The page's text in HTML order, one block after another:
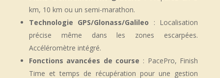
km, 10 km ou un semi-marathon.
Technologie GPS/Glonass/Galileo : Localisation
précise même dans les zones escarpées.
Accéléromètre intégré.
Fonctions avancées de course : PacePro, Finish
Time et temps de récupération pour une gestion